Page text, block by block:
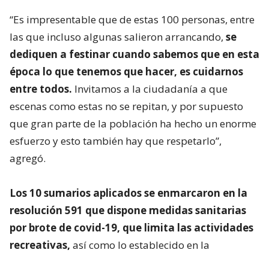
“Es impresentable que de estas 100 personas, entre
las que incluso algunas salieron arrancando, se
dediquen a festinar cuando sabemos que en esta
época lo que tenemos que hacer, es cuidarnos
entre todos. Invitamos a la ciudadanía a que
escenas como estas no se repitan, y por supuesto
que gran parte de la población ha hecho un enorme
esfuerzo y esto también hay que respetarlo”,
agregó.
Los 10 sumarios aplicados se enmarcaron en la
resolución 591 que dispone medidas sanitarias
por brote de covid-19, que limita las actividades
recreativas, así como lo establecido en la